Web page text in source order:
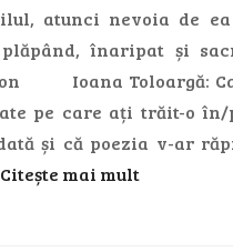
atunci nevoia de
înaripat și
Ioana Toloargă:
pe care ați trăit-o în/
și că poezia v-ar
Citește mai mult